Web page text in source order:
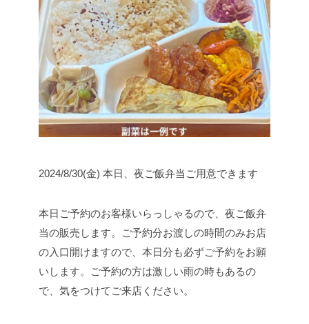
2024/8/30(金) 本日、夜ご飯弁当ご用意できます
本日ご予約のお客様いらっしゃるので、夜ご飯弁
当の販売します。
ご予約分お渡しの時間のみお店
の入口開けますので、本日分も必ずご予約をお願
いします。
ご予約の方は激しい雨の時もあるの
で、気をつけてご来店ください。